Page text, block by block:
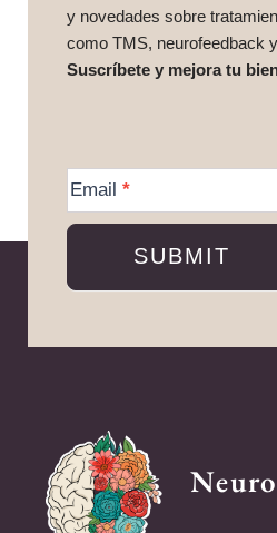
y novedades sobre
como TMS, neurofeedback
Suscríbete y mejora tu
Information
Email *
SUBMIT